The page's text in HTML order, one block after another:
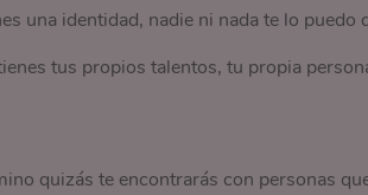
una identidad, nadie ni nada te lo
tus propios talentos, tu propia
quizás te encontrarás con personas